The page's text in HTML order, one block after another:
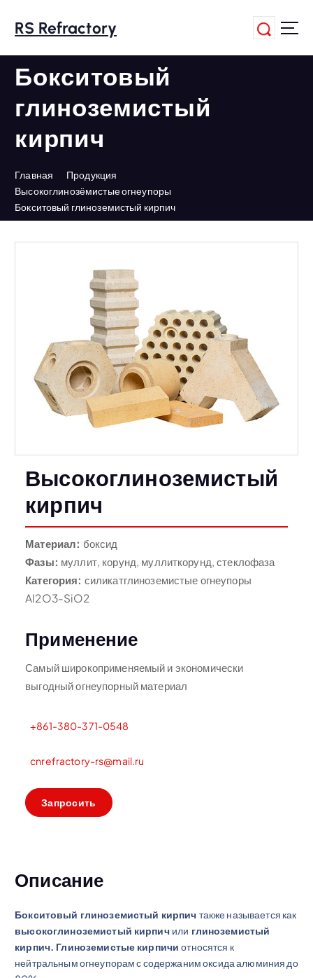
е
RS Refractory
Бокситовый
глиноземистый
кирпич
Главная
Продукция
Высокоглинозёмистые огнеупоры
Бокситовый глиноземистый кирпич
Высокоглиноземистый
кирпич
Материал: боксид
Фазы: муллит, корунд, муллиткорунд, стеклофаза
Категория: силикатглиноземистые огнеупоры
Al2O3-SiO2
Применение
Самый широкоприменяемый и экономически
выгодный огнеупорный материал
+861-380-371-0548
cnrefractory-rs@mail.ru
Запросить
Описание
Бокситовый глиноземистый кирпич также называется как
высокоглиноземистый кирпич или глиноземистый
кирпич. Глиноземистые кирпичиотносятся к
нейтральным огнеупорам с содержаним оксида алюминия до